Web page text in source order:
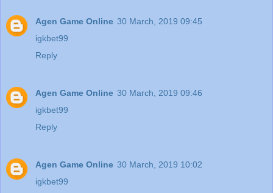
Agen Game Online 30 March, 2019 09:45
igkbet99
Reply
Agen Game Online 30 March, 2019 09:46
igkbet99
Reply
Agen Game Online 30 March, 2019 10:02
igkbet99